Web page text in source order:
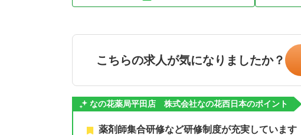
こちらの求人が気になりましたか？
なの花薬局平田店 株式会社なの花西日本のポイント
薬剤師集合研修など研修制度が充実しています